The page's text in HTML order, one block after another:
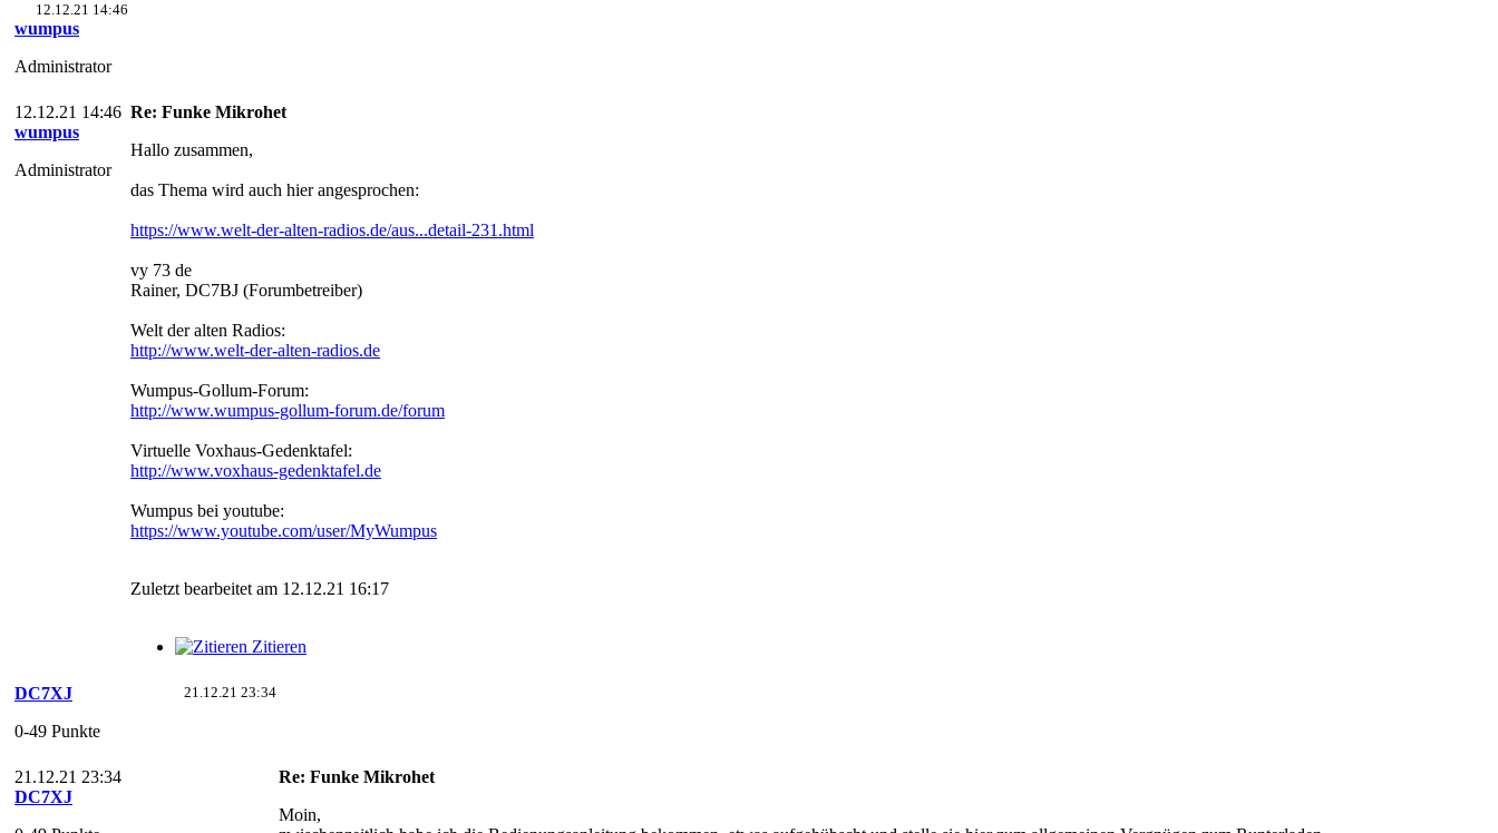
12.12.21 14:46
wumpus
Administrator
12.12.21 14:46
wumpus
Administrator
Re: Funke Mikrohet
Hallo zusammen,
das Thema wird auch hier angesprochen:
https://www.welt-der-alten-radios.de/aus...detail-231.html
vy 73 de
Rainer, DC7BJ (Forumbetreiber)
Welt der alten Radios:
http://www.welt-der-alten-radios.de
Wumpus-Gollum-Forum:
http://www.wumpus-gollum-forum.de/forum
Virtuelle Voxhaus-Gedenktafel:
http://www.voxhaus-gedenktafel.de
Wumpus bei youtube:
https://www.youtube.com/user/MyWumpus
Zuletzt bearbeitet am 12.12.21 16:17
Zitieren
21.12.21 23:34
DC7XJ
0-49 Punkte
21.12.21 23:34
DC7XJ
Re: Funke Mikrohet
Moin,